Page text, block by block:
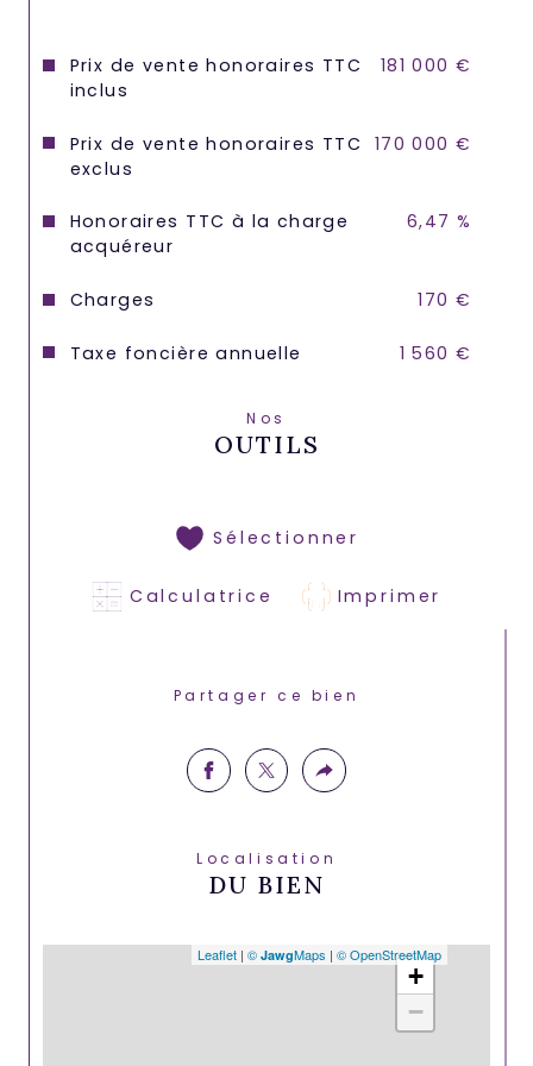
Prix de vente honoraires TTC
inclus
181 000 €
Prix de vente honoraires TTC
exclus
170 000 €
Honoraires TTC à la charge
acquéreur
6,47 %
Charges 170 €
Taxe foncière annuelle 1 560 €
Nos
OUTILS
Sélectionner
Calculatrice Imprimer
Partager ce bien
Localisation
DU BIEN
+
−
Leaflet | © JawgMaps | © OpenStreetMap